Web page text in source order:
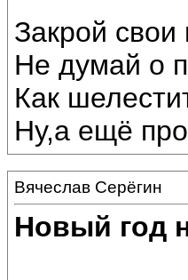
Закрой
Не думай о
Как
Ну,а ещё
Вячеслав Серёгин
Новый год